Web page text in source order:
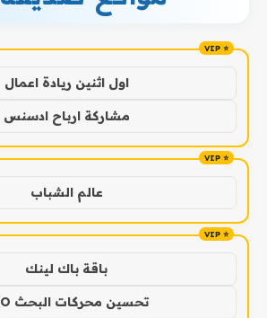
اول اثنين ريادة اعمال
مشاركة ارباح ادسنس
عالم الشباب
باقة باك لينك
تحسين محركات البحث SEO